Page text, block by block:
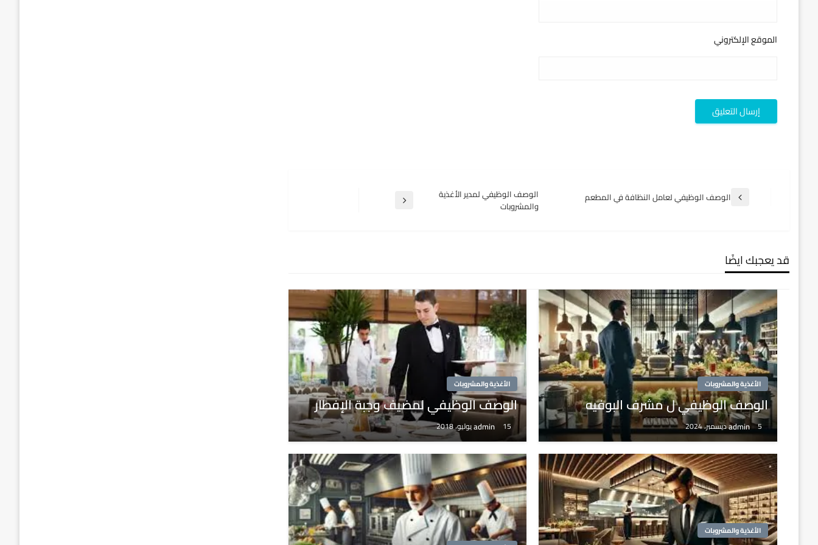
الموقع الإلكتروني
تصفّح
المقالة الوصف الوظيفي لعامل النظافة في المطعم
المقالة
الوصف الوظيفي لمدير الأغذية
والمشروبات
قد يعجبك ايضًا
الأغذية والمشروبات
الوصف الوظيفي ل مشرف البوفيه
admin 5 ديسمبر، 2024
الأغذية والمشروبات
الوصف الوظيفي لمضيف وجبة الإفطار
admin 15 يوليو، 2018
الأغذية والمشروبات